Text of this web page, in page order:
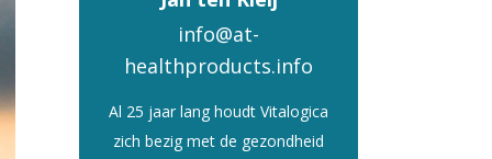
info@at-
healthproducts.info
Al 25 jaar lang houdt Vitalogica
zich bezig met de gezondheid